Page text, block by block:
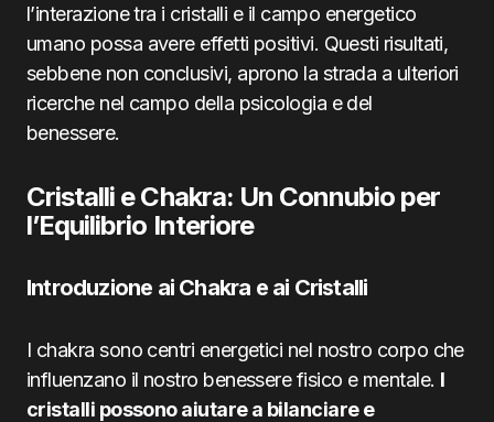
l’interazione tra i cristalli e il campo energetico
umano possa avere effetti positivi. Questi risultati,
sebbene non conclusivi, aprono la strada a ulteriori
ricerche nel campo della psicologia e del
benessere.
Cristalli e Chakra: Un Connubio per
l’Equilibrio Interiore
Introduzione ai Chakra e ai Cristalli
I chakra sono centri energetici nel nostro corpo che
influenzano il nostro benessere fisico e mentale. I
cristalli possono aiutare a bilanciare e